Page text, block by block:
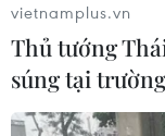
vietnamplus.vn
Thủ tướng
súng tại